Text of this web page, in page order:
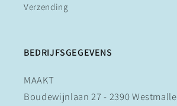
Verzending
BEDRIJFSGEGEVENS
MAAKT
Boudewijnlaan 27 - 2390 Westmalle